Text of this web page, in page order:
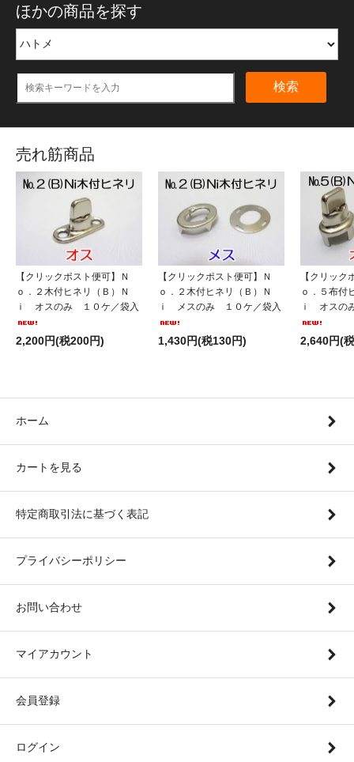
ほかの商品を探す
検索
売れ筋商品
【クリックポスト便可】Ｎ
ｏ．２木付ヒネリ（Ｂ）Ｎ
ｉ オスのみ １０ケ／袋入
2,200円(税200円)
【クリックポスト便可】Ｎ
ｏ．２木付ヒネリ（Ｂ）Ｎ
ｉ メスのみ １０ケ／袋入
1,430円(税130円)
【クリック
ｏ．５布付
ｉ オスの
2,640円(
ホーム
カートを見る
特定商取引法に基づく表記
プライバシーポリシー
お問い合わせ
マイアカウント
会員登録
ログイン